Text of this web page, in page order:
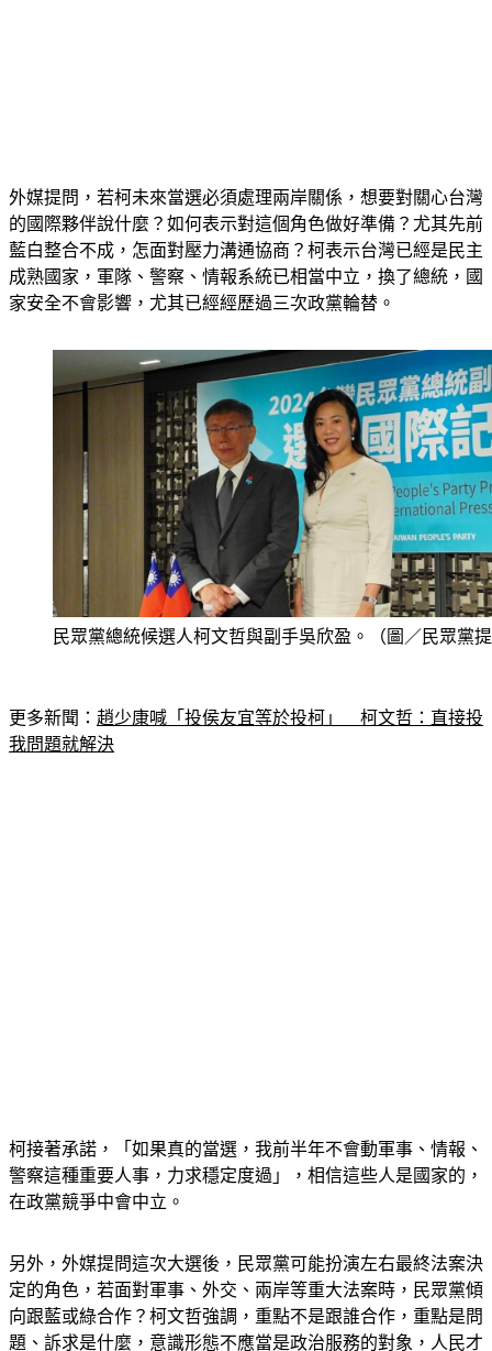
外媒提問，若柯未來當選必須處理兩岸關係，想要對關心台灣
的國際夥伴說什麼？如何表示對這個角色做好準備？尤其先前
藍白整合不成，怎面對壓力溝通協商？柯表示台灣已經是民主
成熟國家，軍隊、警察、情報系統已相當中立，換了總統，國
家安全不會影響，尤其已經經歷過三次政黨輪替。
民眾黨總統候選人柯文哲與副手吳欣盈。（圖／民眾黨
更多新聞： 趙少康喊「投侯友宜等於投柯」　柯文哲：直接投
我問題就解決
柯接著承諾，「如果真的當選，我前半年不會動軍事、情報、
警察這種重要人事，力求穩定度過」，相信這些人是國家的，
在政黨競爭中會中立。
另外，外媒提問這次大選後，民眾黨可能扮演左右最終法案決
定的角色，若面對軍事、外交、兩岸等重大法案時，民眾黨傾
向跟藍或綠合作？柯文哲強調，重點不是跟誰合作，重點是問
題、訴求是什麼，意識形態不應當是政治服務的對象，人民才